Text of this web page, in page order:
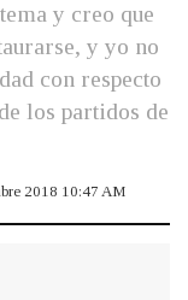
y creo que
y yo no
con respecto
los partidos de
2018 10:47 AM